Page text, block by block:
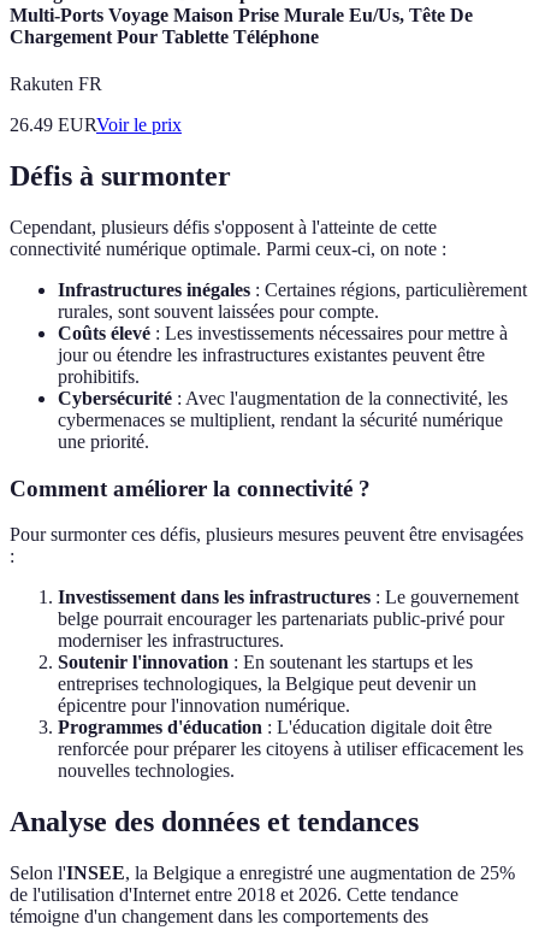
Multi-Ports Voyage Maison Prise Murale Eu/Us, Tête De
Chargement Pour Tablette Téléphone
Rakuten FR
26.49 EURVoir le prix
Défis à surmonter
Cependant, plusieurs défis s'opposent à l'atteinte de cette
connectivité numérique optimale. Parmi ceux-ci, on note :
Infrastructures inégales : Certaines régions, particulièrement
rurales, sont souvent laissées pour compte.
Coûts élevé : Les investissements nécessaires pour mettre à
jour ou étendre les infrastructures existantes peuvent être
prohibitifs.
Cybersécurité : Avec l'augmentation de la connectivité, les
cybermenaces se multiplient, rendant la sécurité numérique
une priorité.
Comment améliorer la connectivité ?
Pour surmonter ces défis, plusieurs mesures peuvent être envisagées
:
Investissement dans les infrastructures : Le gouvernement
belge pourrait encourager les partenariats public-privé pour
moderniser les infrastructures.
Soutenir l'innovation : En soutenant les startups et les
entreprises technologiques, la Belgique peut devenir un
épicentre pour l'innovation numérique.
Programmes d'éducation : L'éducation digitale doit être
renforcée pour préparer les citoyens à utiliser efficacement les
nouvelles technologies.
Analyse des données et tendances
Selon l'INSEE, la Belgique a enregistré une augmentation de 25%
de l'utilisation d'Internet entre 2018 et 2026. Cette tendance
témoigne d'un changement dans les comportements des